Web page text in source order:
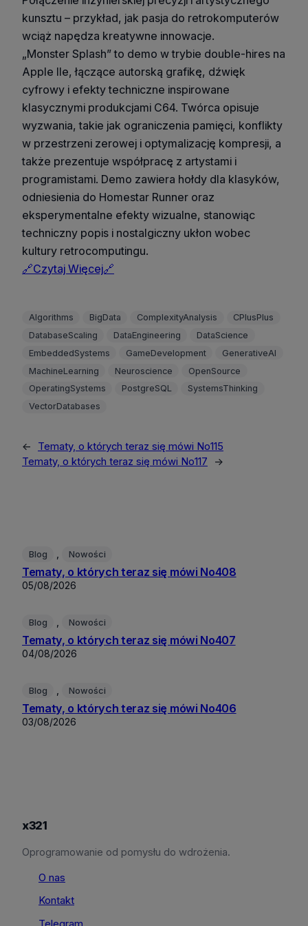
kunsztu – przykład, jak pasja do retrokomputerów
wciąż napędza kreatywne innowacje.
„Monster Splash” to demo w trybie double-hires na
Apple IIe, łączące autorską grafikę, dźwięk
cyfrowy i efekty techniczne inspirowane
klasycznymi produkcjami C64. Twórca opisuje
wyzwania, takie jak ograniczenia pamięci, konflikty
w przestrzeni zerowej i optymalizację kompresji, a
także prezentuje współpracę z artystami i
programistami. Demo zawiera hołdy dla klasyków,
odniesienia do Homestar Runner oraz
eksperymentalne efekty wizualne, stanowiąc
techniczny popis i nostalgiczny ukłon wobec
kultury retrocomputingu.
🔗Czytaj Więcej🔗
Algorithms BigData ComplexityAnalysis
CPlusPlus
DatabaseScaling
DataEngineering
DataScience
EmbeddedSystems
GameDevelopment
GenerativeAI
MachineLearning
Neuroscience
OpenSource
OperatingSystems
PostgreSQL
SystemsThinking
VectorDatabases
←
Tematy, o których teraz się mówi No115
Tematy, o których teraz się mówi No117
→
Blog Nowości
Tematy, o których teraz się mówi No408
05/08/2026
Blog Nowości
Tematy, o których teraz się mówi No407
04/08/2026
Blog Nowości
Tematy, o których teraz się mówi No406
03/08/2026
x321
Oprogramowanie od pomysłu do wdrożenia.
O nas
Kontakt